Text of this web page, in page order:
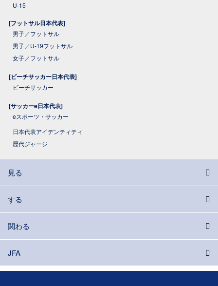
U-15
[フットサル日本代表]
男子／フットサル
男子／U-19フットサル
女子／フットサル
[ビーチサッカー日本代表]
ビーチサッカー
[サッカーe日本代表]
eスポーツ・サッカー
日本代表アイデンティティ
歴代ジャージ
見る
する
関わる
JFA